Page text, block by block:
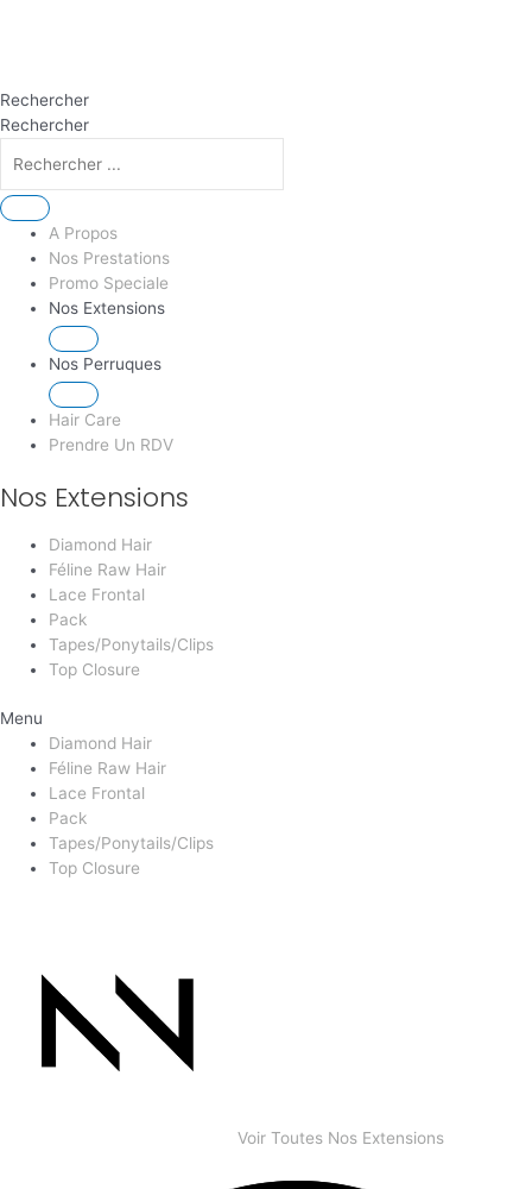
Rechercher
Rechercher
A Propos
Nos Prestations
Promo Speciale
Nos Extensions
Nos Perruques
Hair Care
Prendre Un RDV
Nos Extensions
Diamond Hair
Féline Raw Hair
Lace Frontal
Pack
Tapes/Ponytails/Clips
Top Closure
Menu
Diamond Hair
Féline Raw Hair
Lace Frontal
Pack
Tapes/Ponytails/Clips
Top Closure
Voir Toutes Nos Extensions